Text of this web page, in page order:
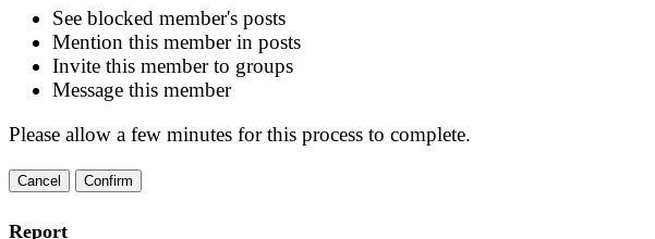
See blocked member's posts
Mention this member in posts
Invite this member to groups
Message this member
Please allow a few minutes for this process to complete.
Confirm
Report